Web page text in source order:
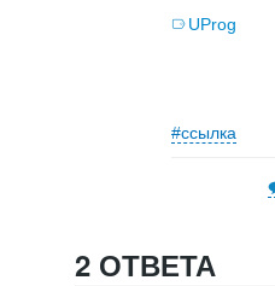
UProg
#ссылка
2 ОТВЕТА